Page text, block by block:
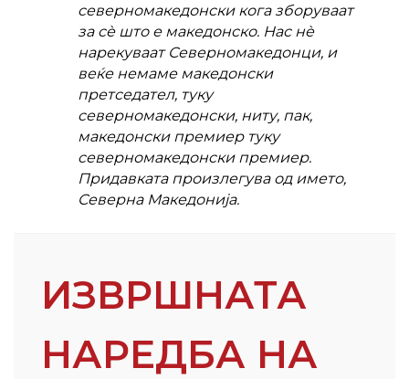
северномакедонски кога зборуваат
за сѐ што е македонско. Нас нѐ
нарекуваат Северномакедонци, и
веќе немаме македонски
претседател, туку
северномакедонски, ниту, пак,
македонски премиер туку
северномакедонски премиер.
Придавката произлегува од името,
Северна Македонија.
ИЗВРШНАТА
НАРЕДБА НА